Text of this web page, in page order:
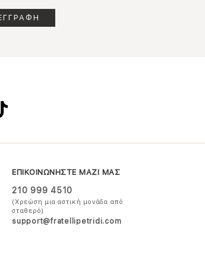
ΕΠΙΚΟΙΝΩΝΗΣΤΕ ΜΑΖΙ ΜΑΣ
210 999 4510
(Χρεώση μια αστική μονάδα από
σταθερό)
support@fratellipetridi.com